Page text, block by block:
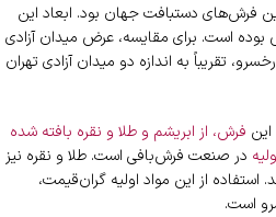
فرش‌های دستبافت جهان بود. ابعاد این
طول و 90 قدم عرض بوده است. برای مقایسه، عرض میدان آزادی
بهارخسرو، تقریباً به اندازه دو میدان آزادی تهران
این فرش، از ابریشم و طلا و نقره بافته شده
در صنعت فرش‌بافی است. طلا و نقره نیز
استفاده از این مواد اولیه گران‌قیمت،
است.